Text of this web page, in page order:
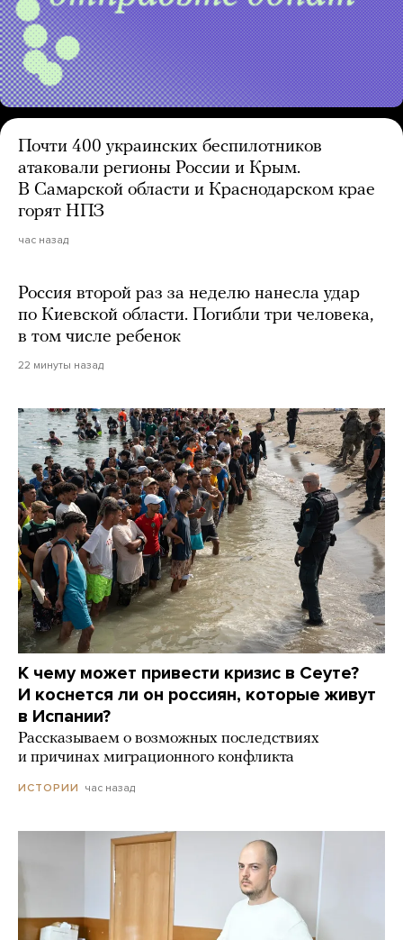
Почти 400 украинских беспилотников
атаковали регионы России и Крым.
В Самарской области и Краснодарском крае
горят НПЗ
час назад
Россия второй раз за неделю нанесла удар
по Киевской области. Погибли три человека,
в том числе ребенок
22 минуты назад
К чему может привести кризис в Сеуте?
И коснется ли он россиян, которые живут
в Испании?
Рассказываем о возможных последствиях
и причинах миграционного конфликта
ИСТОРИИ час назад